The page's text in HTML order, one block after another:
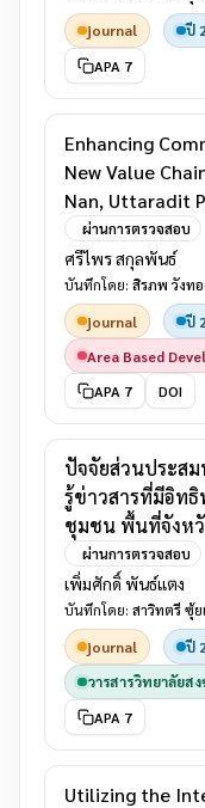
journal
ปี
APA 7
Enhancing
New Value
Nan, Uttaradit
ผ่านการตรวจสอบ
ศรีไพร สกุลพันธ์
บันทึกโดย: สิรภพ วังทอ
journal
ปี
Area Based
APA 7
DOI
ปัจจัยส่วนประสม
รู้ข่าวสารที่มีอิท
ชุมชน พื้นที่จังห
ผ่านการตรวจสอบ
เพิ่มศักดิ์ พันธ์แตง
บันทึกโดย: สาวิทตรี ซุ้ย
journal
ปี
วารสารวิทยาลัยส
APA 7
Utilizing the